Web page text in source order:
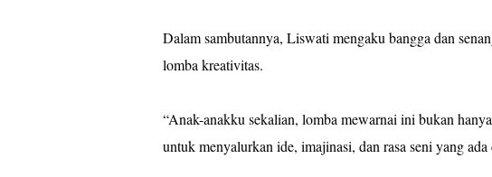
Dalam sambutannya, Liswati mengaku bangga dan
lomba kreativitas.
“Anak-anakku sekalian, lomba mewarnai ini bukan
untuk menyalurkan ide, imajinasi, dan rasa seni yang